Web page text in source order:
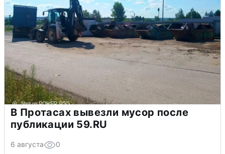
В Протасах вывезли мусор после
публикации 59.RU
6 августа 0